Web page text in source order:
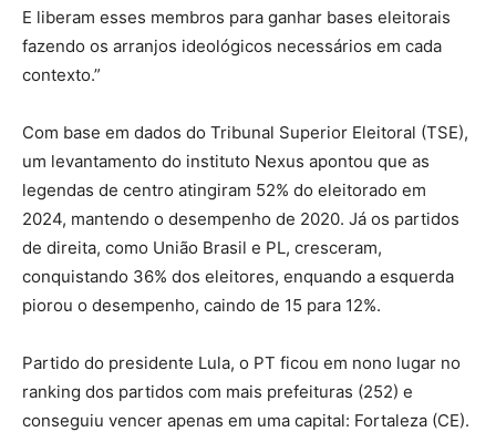
E liberam esses membros para ganhar bases eleitorais
fazendo os arranjos ideológicos necessários em cada
contexto.”
Com base em dados do Tribunal Superior Eleitoral (TSE),
um levantamento do instituto Nexus apontou que as
legendas de centro atingiram 52% do eleitorado em
2024, mantendo o desempenho de 2020. Já os partidos
de direita, como União Brasil e PL, cresceram,
conquistando 36% dos eleitores, enquando a esquerda
piorou o desempenho, caindo de 15 para 12%.
Partido do presidente Lula, o PT ficou em nono lugar no
ranking dos partidos com mais prefeituras (252) e
conseguiu vencer apenas em uma capital: Fortaleza (CE).